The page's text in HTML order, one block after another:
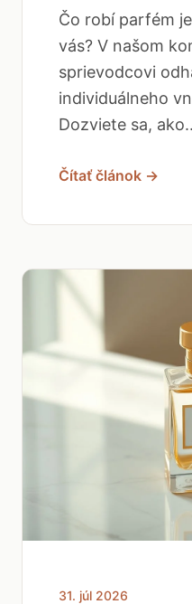
Čo robí parfém
vás? V našom
sprievodcovi
individuálneho
Dozviete sa,
Čítať článok →
31. júl 2026